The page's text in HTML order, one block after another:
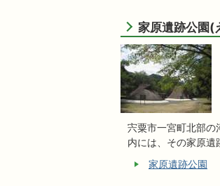
家原遺跡公園(
宍粟市一宮町北部の
内には、その家原遺
家原遺跡公園